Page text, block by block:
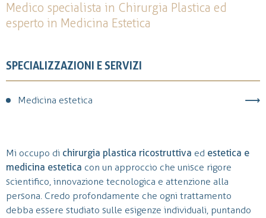
Medico specialista in Chirurgia Plastica ed
esperto in Medicina Estetica
SPECIALIZZAZIONI E SERVIZI
Medicina estetica
Mi occupo di chirurgia plastica ricostruttiva ed estetica e
medicina estetica con un approccio che unisce rigore
scientifico, innovazione tecnologica e attenzione alla
persona. Credo profondamente che ogni trattamento
debba essere studiato sulle esigenze individuali, puntando